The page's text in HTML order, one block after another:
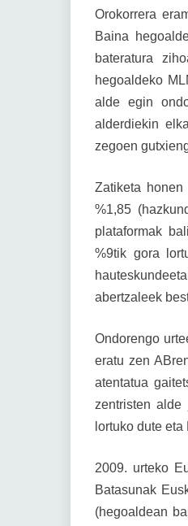
Orokorrera
Baina
bateratura
hegoaldeko
alde egin
alderdiekin
zegoen
Zatiketa
%1,85
plataformak
%9tik gora
abertzaleek
Ondorengo
eratu zen
atentatua
zentristen
lortuko dute
2009. urteko
Batasunak
(hegoaldean